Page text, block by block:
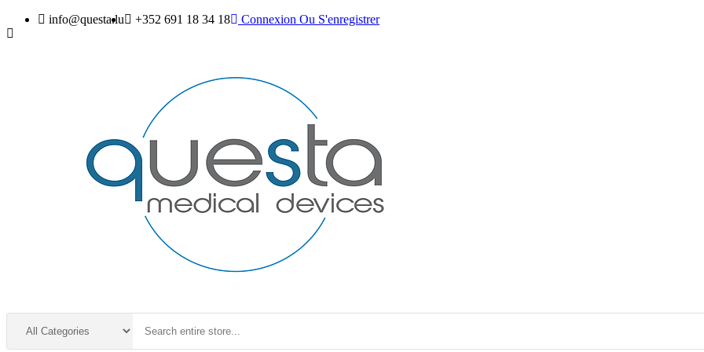
info@questa.lu +352 691 18 34 18 Connexion Ou S'enregistrer